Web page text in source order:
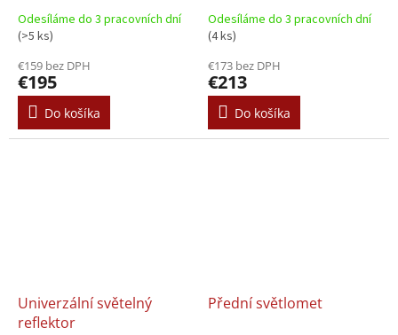
Odesíláme do 3 pracovních dní
(>5 ks)
€159 bez DPH
€195
Do košíka
Odesíláme do 3 pracovních dní
(4 ks)
€173 bez DPH
€213
Do košíka
Univerzální světelný
reflektor
Přední světlomet